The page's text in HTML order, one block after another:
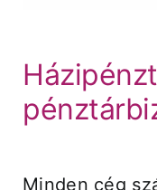
Árak és
Támogatás
Minden cég